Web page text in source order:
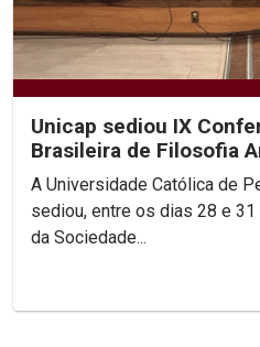
Unicap sediou IX
Brasileira de Filosofia
A Universidade Católica de
sediou, entre os dias 28 e
da Sociedade...